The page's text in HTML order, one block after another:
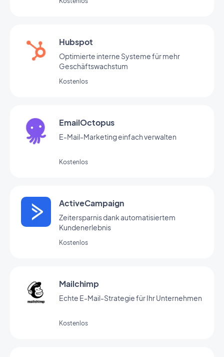
Hubspot
Optimierte interne Systeme für mehr
Geschäftswachstum
Kostenlos
EmailOctopus
E-Mail-Marketing einfach verwalten
Kostenlos
ActiveCampaign
Zeitersparnis dank automatisiertem
Kundenerlebnis
Kostenlos
Mailchimp
Echte E-Mail-Strategie für Ihr Unternehmen
Kostenlos